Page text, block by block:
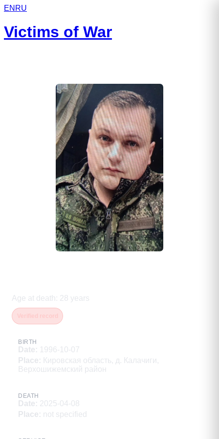
EN RU
Victims of War
Age at death : 28 years
BIRTH
Date: 1996-10-07
Place: Кировская область, д. Калачиги,
Верхошижемский район
DEATH
Date: 2025-04-08
Place: not specified